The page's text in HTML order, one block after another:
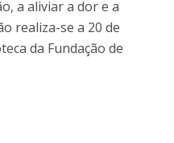
a aliviar a dor e a
realiza-se a 20 de
da Fundação de